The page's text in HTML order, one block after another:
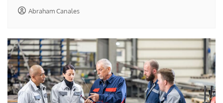
Abraham Canales